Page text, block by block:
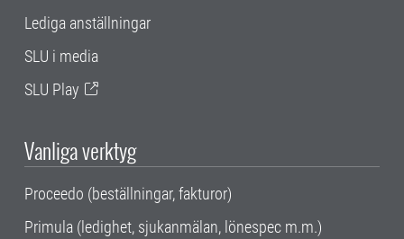
Lediga anställningar
SLU i media
SLU Play
Vanliga verktyg
Proceedo (beställningar, fakturor)
Primula (ledighet, sjukanmälan, lönespec m.m.)